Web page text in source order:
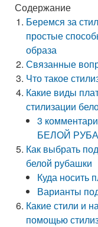
Содержание
Беремся за
простые
образа
Связанные
Что такое
Какие виды
стилизации
3
БЕЛОЙ
Как выбрать
белой рубашки
Куда носить
Варианты
Какие стили и
помощью